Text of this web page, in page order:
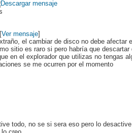
Ver mensaje]
el cambiar de disco no debe
sitio es raro si pero habría que descartar
en el explorador que utilizas no tengas
se me ocurren por el momento
todo, no se si sera eso pero lo